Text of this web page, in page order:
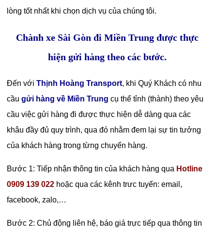
lòng tốt nhất khi chọn dịch vụ của chúng tôi.
Chành xe Sài Gòn đi Miền Trung được thực
hiện gửi hàng theo các bước.
Đến vớiThịnh Hoàng Transport, khi Quý Khách có nhu
cầugửi hàng về Miền Trung cụ thể tỉnh (thành) theo yêu
cầu việc gửi hàng đi được thực hiện dễ dàng qua các
khâu đầy đủ quy trình, qua đó nhằm đem lại sự tin tưởng
của khách hàng trong từng chuyến hàng.
Bước 1: Tiếp nhận thông tin của khách hàng qua Hotline
0909 139 022 hoặc qua các kênh trưc tuyến: email,
facebook, zalo,…
Bước 2: Chủ động liên hệ, báo giá trực tiếp qua thông tin